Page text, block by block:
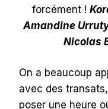
forcément !
Amandine
Nicolas
On a beaucoup
avec des
poser une heure